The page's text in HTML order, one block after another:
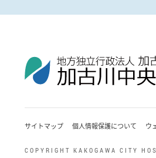
サイトマップ 個人情報保護について ウ
COPYRIGHT KAKOGAWA CITY